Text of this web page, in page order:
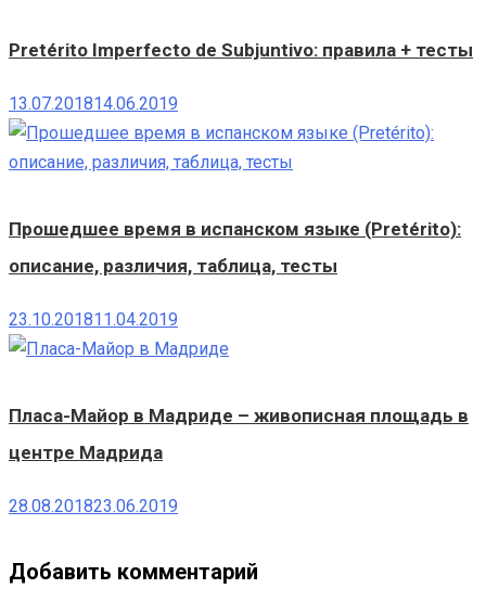
Pretérito Imperfecto de Subjuntivo: правила + тесты
13.07.201814.06.2019
Прошедшее время в испанском языке (Pretérito):
описание, различия, таблица, тесты
23.10.201811.04.2019
Пласа-Майор в Мадриде – живописная площадь в
центре Мадрида
28.08.201823.06.2019
Добавить комментарий